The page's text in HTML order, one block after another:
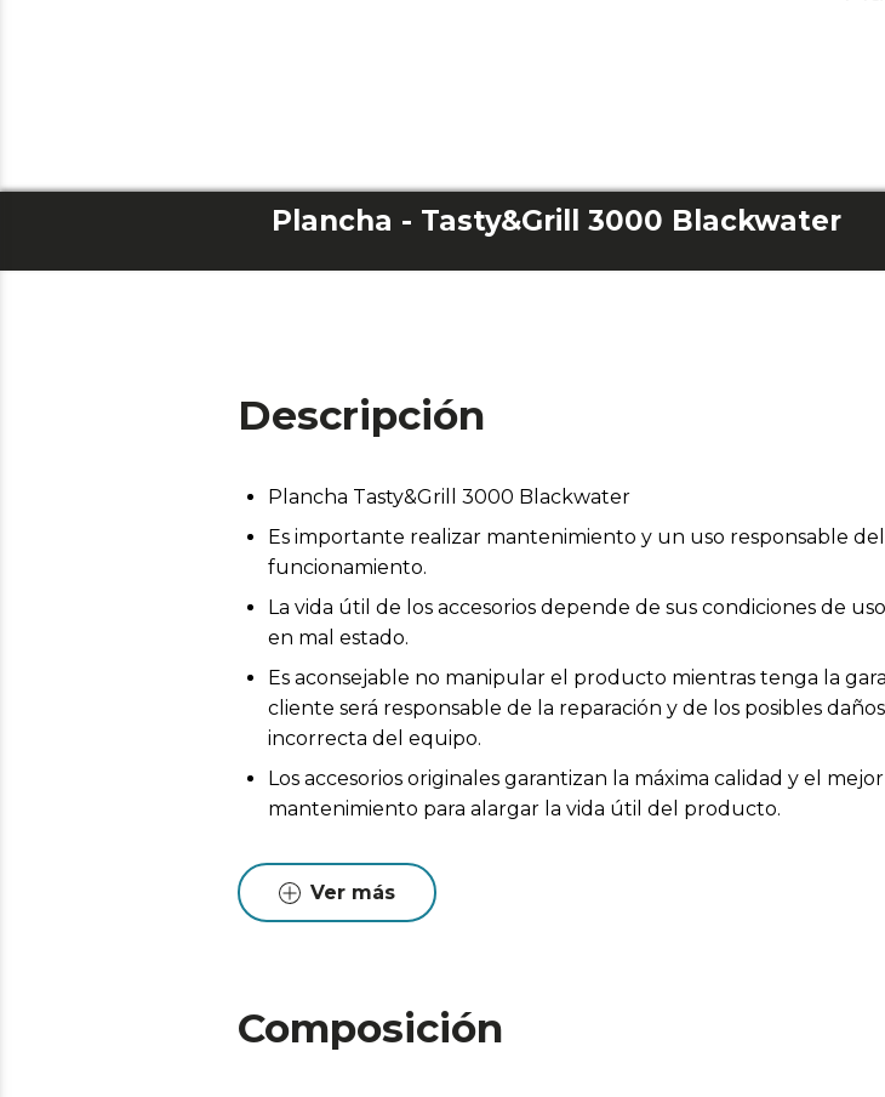
Plancha - Tasty&Grill 3000 Blackwater
Descripción
Plancha Tasty&Grill 3000 Blackwater
Es importante realizar mantenimiento y un uso responsable
funcionamiento.
La vida útil de los accesorios depende de sus condiciones de
en mal estado.
Es aconsejable no manipular el producto mientras tenga la
cliente será responsable de la reparación y de los posibles
incorrecta del equipo.
Los accesorios originales garantizan la máxima calidad y el
mantenimiento para alargar la vida útil del producto.
Ver más
Composición